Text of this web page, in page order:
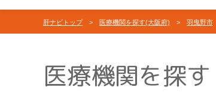
肝ナビトップ> 医療機関を探す(大阪府) > 羽曳野市
医療機関を探す